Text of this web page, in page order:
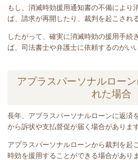
もし、消滅時効援用通知書の不備により
ば、請求が再開したり、裁判を起こされ
したがって、確実に消滅時効の援用手続
ば、司法書士や弁護士に依頼するのがい
アプラスパーソナルロー
れた場合
長年、アプラスパーソナルローンに返済
から訴状や支払督促が届く場合があります
アプラスパーソナルローンから裁判を起
時効を援用することができる場合がありま